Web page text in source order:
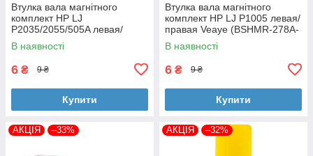
Втулка вала магнітного
комплект HP LJ
P2035/2055/505A левая/
правая Veaye (BSHMR-505A-
VE)
В наявності
6 ₴ 9 ₴
Купити
Втулка вала магнітного
комплект HP LJ P1005 левая/
правая Veaye (BSHMR-278A-
VE)
В наявності
6 ₴ 9 ₴
Купити
АКЦІЯ –33% АКЦІЯ –32%